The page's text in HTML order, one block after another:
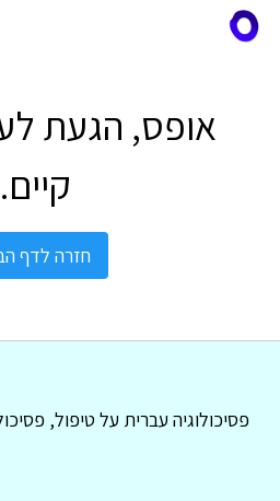
אופס, הגעת
קיים.
חזרה לדף
פסיכולוגיה עברית על טיפול,